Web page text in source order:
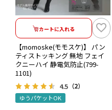
カートに入れる
【momoske(モモスケ)】 パン
ティストッキング 無地 フェイ
クニーハイ 静電気防止(799-
1101)
4.5 （2）
ゆうパケットOK